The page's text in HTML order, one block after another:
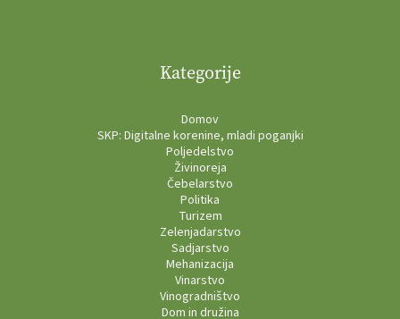
Kategorije
Domov
SKP: Digitalne korenine, mladi poganjki
Poljedelstvo
Živinoreja
Čebelarstvo
Politika
Turizem
Zelenjadarstvo
Sadjarstvo
Mehanizacija
Vinarstvo
Vinogradništvo
Dom in družina